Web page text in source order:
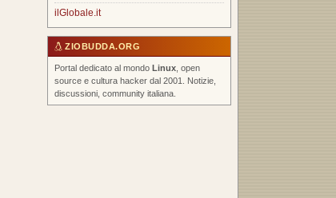
ilGlobale.it
ZIOBUDDA.ORG
Portal dedicato al mondo Linux , open
source e cultura hacker dal 2001. Notizie,
discussioni, community italiana.